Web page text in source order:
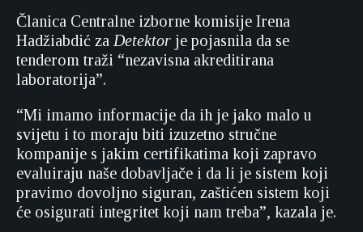
Članica Centralne izborne komisije Irena
Hadžiabdić za Detektor je pojasnila da se
tenderom traži “nezavisna akreditirana
laboratorija”.
“Mi imamo informacije da ih je jako malo u
svijetu i to moraju biti izuzetno stručne
kompanije s jakim certifikatima koji zapravo
evaluiraju naše dobavljače i da li je sistem koji
pravimo dovoljno siguran, zaštićen sistem koji
će osigurati integritet koji nam treba”, kazala je.